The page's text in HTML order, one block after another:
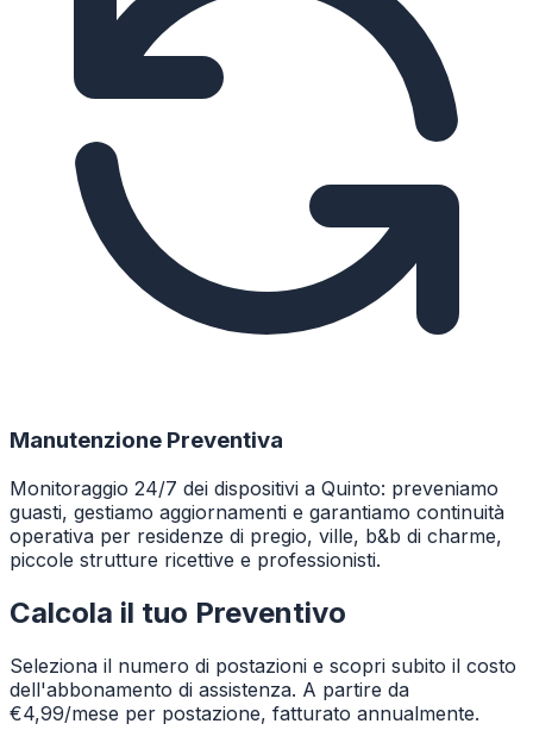
Manutenzione Preventiva
Monitoraggio 24/7 dei dispositivi a Quinto: preveniamo
guasti, gestiamo aggiornamenti e garantiamo continuità
operativa per residenze di pregio, ville, b&b di charme,
piccole strutture ricettive e professionisti.
Calcola il tuo Preventivo
Seleziona il numero di postazioni e scopri subito il costo
dell'abbonamento di assistenza. A partire da
€4,99/mese per postazione, fatturato annualmente.